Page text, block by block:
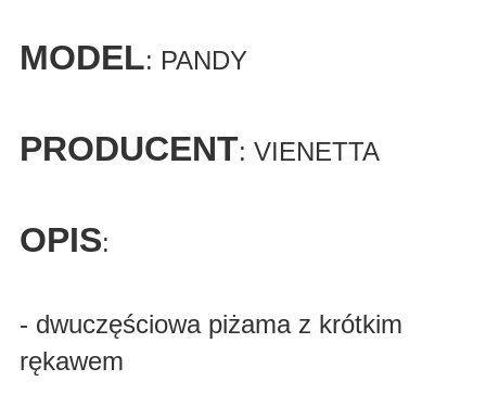
MODEL: PANDY
PRODUCENT: VIENETTA
OPIS:
- dwuczęściowa piżama z krótkim
rękawem